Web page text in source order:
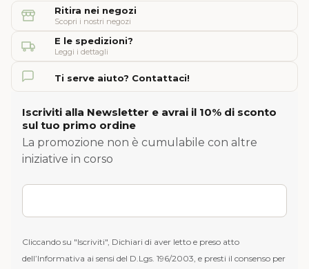
Ritira nei negozi
Scopri i nostri negozi
E le spedizioni?
Leggi i dettagli
Ti serve aiuto? Contattaci!
Iscriviti alla Newsletter e avrai il 10% di sconto
sul tuo primo ordine
La promozione non è cumulabile con altre
iniziative in corso
Cliccando su "Iscriviti", Dichiari di aver letto e preso atto
dell’Informativa ai sensi del D.Lgs. 196/2003, e presti il consenso per